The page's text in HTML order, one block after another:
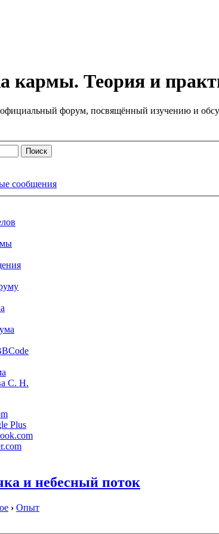
кармы. Теория и
форум, посвящённый изучению и
сообщения
С. Н.
Plus
и небесный поток
› Опыт